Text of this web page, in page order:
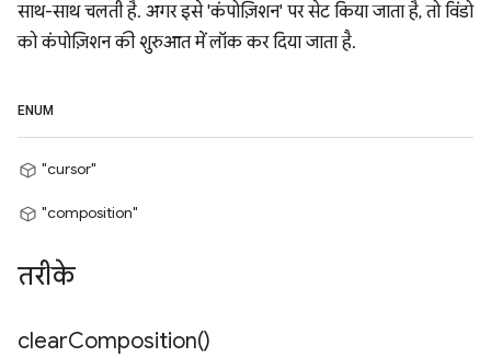
साथ-साथ चलती है. अगर इसे 'कंपोज़िशन' पर सेट किया जाता है, तो विंडो
को कंपोज़िशन की शुरुआत में लॉक कर दिया जाता है.
ENUM
"cursor"
"composition"
तरीके
clearComposition()